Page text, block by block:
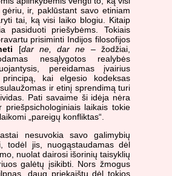
ir, paklūstant savo etiniam
tai, ką visi laiko blogiu. Kitaip
pasiduoti priešybėms. Tokiais
prisiminti Indijos filosofijos
[dar ne, dar ne – žodžiai,
nesąlygotos realybės
pereidamas įvairius
kai elgesio kodeksas
ir etinį sprendimą turi
Pati savaime ši idėja nėra
priešpsichologiniais laikais tokie
„pareigų konfliktas“.
nesuvokia savo galimybių
todėl jis, nuogąstaudamas dėl
nuolat dairosi išorinių taisyklių
galėtų įsikibti. Nors žmogus
daug priekaištų dėl tokios